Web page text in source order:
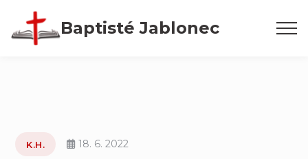
Přeskočit
obsah
Baptisté Jablonec
K.H. 18. 6. 2022